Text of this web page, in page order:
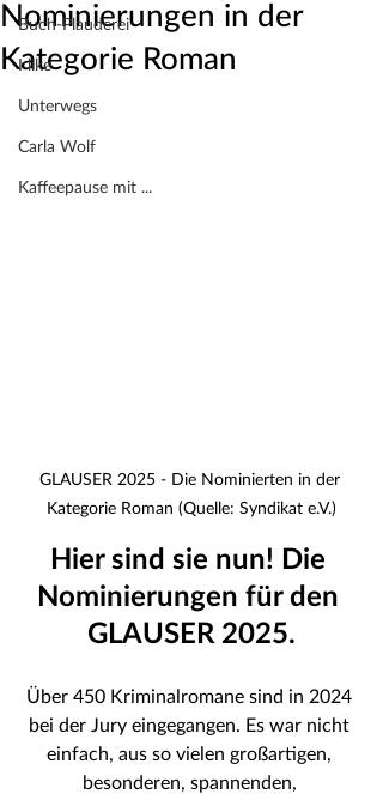
Buch-Plauderei
I like
Unterwegs
Carla Wolf
Kaffeepause mit ...
Nominierungen in der
Kategorie Roman
GLAUSER 2025 - Die Nominierten in der
Kategorie Roman (Quelle: Syndikat e.V.)
Hier sind sie nun! Die
Nominierungen für den
GLAUSER 2025.
Über 450 Kriminalromane sind in 2024
bei der Jury eingegangen. Es war nicht
einfach, aus so vielen großartigen,
besonderen, spannenden,